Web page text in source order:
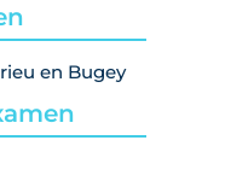
en Bugey